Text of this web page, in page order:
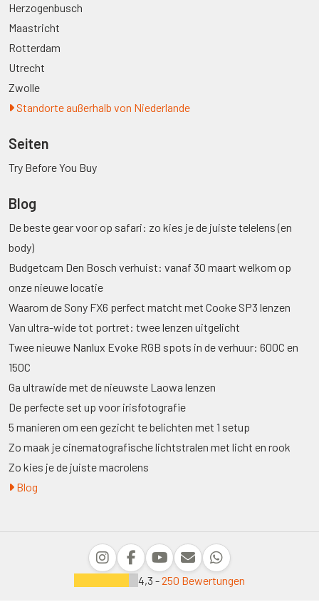
Herzogenbusch
Maastricht
Rotterdam
Utrecht
Zwolle
Standorte außerhalb von Niederlande
Seiten
Try Before You Buy
Blog
De beste gear voor op safari: zo kies je de juiste telelens (en
body)
Budgetcam Den Bosch verhuist: vanaf 30 maart welkom op
onze nieuwe locatie
Waarom de Sony FX6 perfect matcht met Cooke SP3 lenzen
Van ultra-wide tot portret: twee lenzen uitgelicht
Twee nieuwe Nanlux Evoke RGB spots in de verhuur: 600C en
150C
Ga ultrawide met de nieuwste Laowa lenzen
De perfecte set up voor irisfotografie
5 manieren om een gezicht te belichten met 1 setup
Zo maak je cinematografische lichtstralen met licht en rook
Zo kies je de juiste macrolens
Blog
4,3 -250 Bewertungen